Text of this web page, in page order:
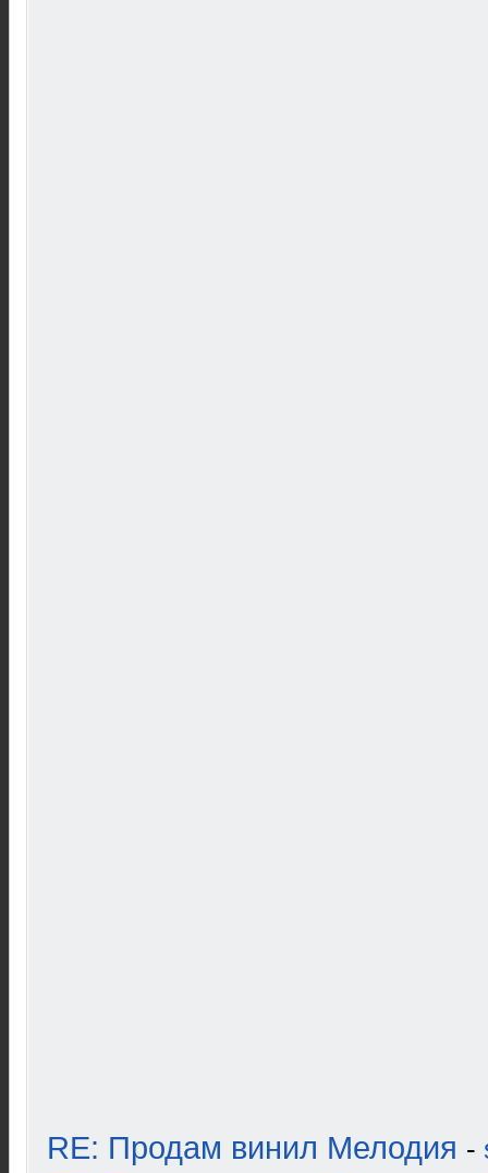
RE: Продам винил Мелодия -